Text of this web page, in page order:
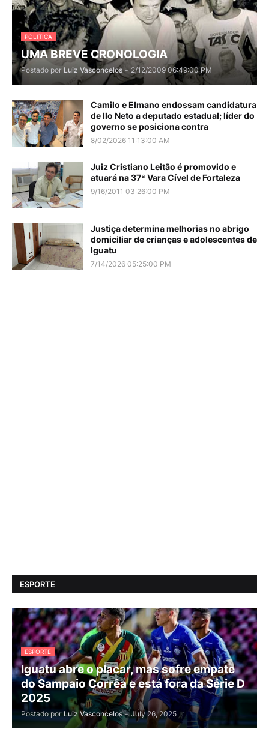
POLITICA
UMA BREVE CRONOLOGIA
Postado por Luiz Vasconcelos - 2/12/2009 06:49:00 PM
Camilo e Elmano endossam candidatura
de Ilo Neto a deputado estadual; líder do
governo se posiciona contra
8/02/2026 11:13:00 AM
Juiz Cristiano Leitão é promovido e
atuará na 37ª Vara Cível de Fortaleza
9/16/2011 03:26:00 PM
Justiça determina melhorias no abrigo
domiciliar de crianças e adolescentes de
Iguatu
7/14/2026 05:25:00 PM
ESPORTE
ESPORTE
Iguatu abre o placar, mas sofre empate
do Sampaio Corrêa e está fora da Série D
2025
Postado por Luiz Vasconcelos - July 26, 2025